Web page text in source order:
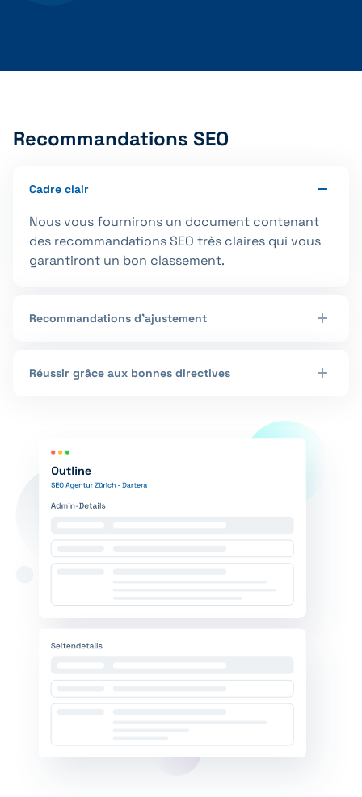
Recommandations SEO
Cadre clair
Nous vous fournirons un document contenant
des recommandations SEO très claires qui vous
garantiront un bon classement.
Recommandations d'ajustement
Réussir grâce aux bonnes directives